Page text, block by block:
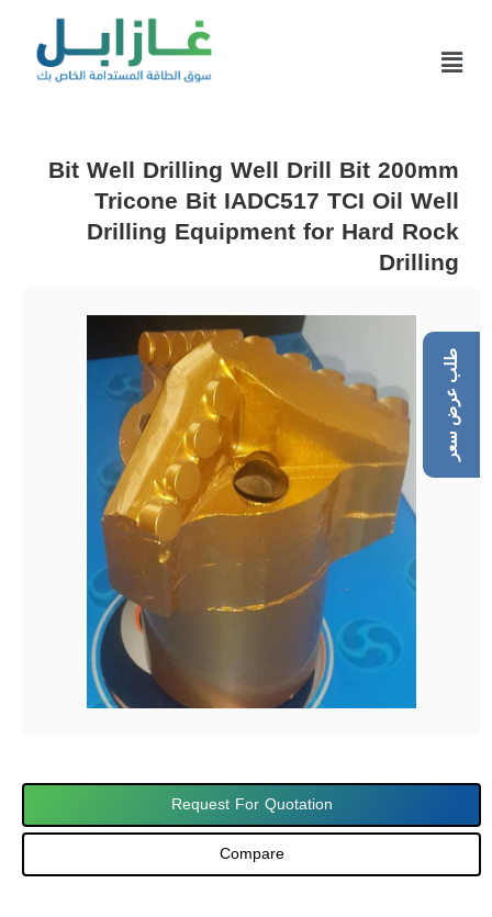
Bit Well Drilling Well Drill Bit 200mm
Tricone Bit IADC517 TCI Oil Well
Drilling Equipment for Hard Rock
Drilling
Request For Quotation
Compare
طلب عرض سعر